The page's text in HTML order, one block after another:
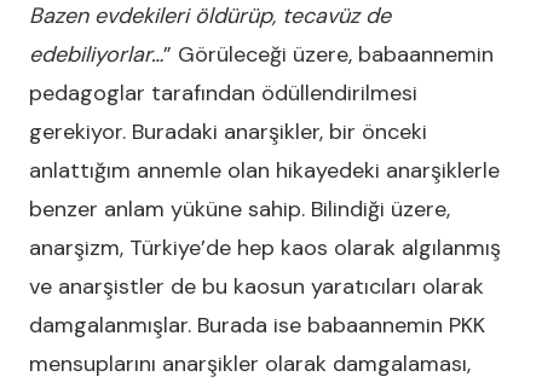
Bazen evdekileri öldürüp, tecavüz de
edebiliyorlar…” Görüleceği üzere, babaannemin
pedagoglar tarafından ödüllendirilmesi
gerekiyor. Buradaki anarşikler, bir önceki
anlattığım annemle olan hikayedeki anarşiklerle
benzer anlam yüküne sahip. Bilindiği üzere,
anarşizm, Türkiye’de hep kaos olarak algılanmış
ve anarşistler de bu kaosun yaratıcıları olarak
damgalanmışlar. Burada ise babaannemin PKK
mensuplarını anarşikler olarak damgalaması,